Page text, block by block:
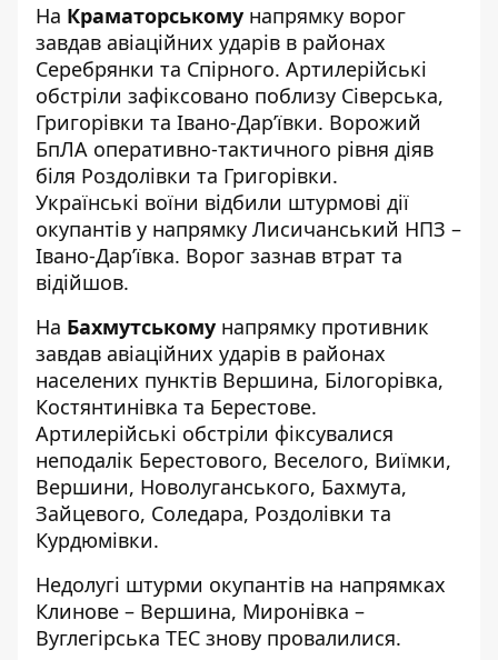
На Краматорському напрямку ворог
завдав авіаційних ударів в районах
Серебрянки та Спірного. Артилерійські
обстріли зафіксовано поблизу Сіверська,
Григорівки та Івано-Дар’ївки. Ворожий
БпЛА оперативно-тактичного рівня діяв
біля Роздолівки та Григорівки.
Українські воїни відбили штурмові дії
окупантів у напрямку Лисичанський НПЗ –
Івано-Дар’ївка. Ворог зазнав втрат та
відійшов.
На Бахмутському напрямку противник
завдав авіаційних ударів в районах
населених пунктів Вершина, Білогорівка,
Костянтинівка та Берестове.
Артилерійські обстріли фіксувалися
неподалік Берестового, Веселого, Виїмки,
Вершини, Новолуганського, Бахмута,
Зайцевого, Соледара, Роздолівки та
Курдюмівки.
Недолугі штурми окупантів на напрямках
Клинове – Вершина, Миронівка –
Вуглегірська ТЕС знову провалилися.